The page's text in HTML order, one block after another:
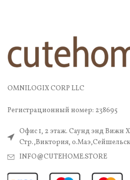
OMNILOGIX CORP LLC
Регистрационный номер: 238695
Офис 1, 2 этаж. Саунд энд Вижн
Стр.,Виктория,
INFO@CUTEHOME.STORE